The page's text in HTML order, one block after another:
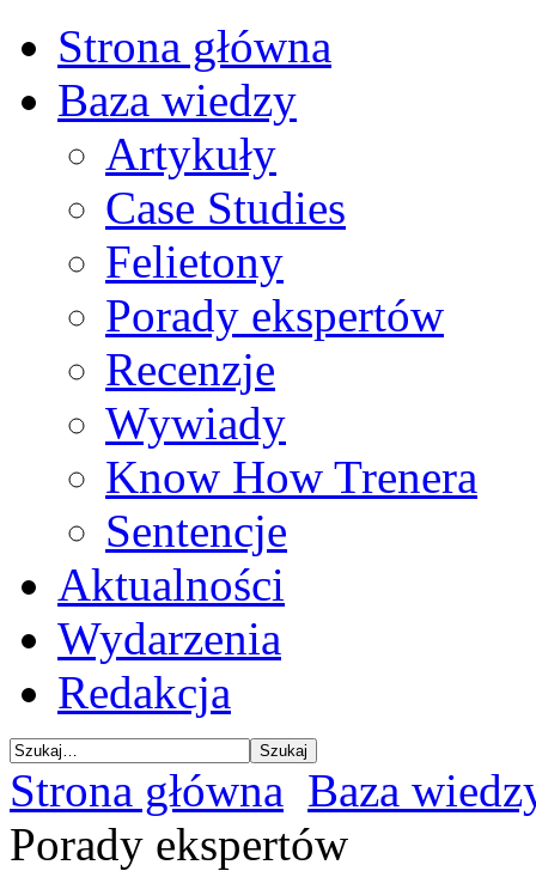
Strona główna
Baza wiedzy
Artykuły
Case Studies
Felietony
Porady ekspertów
Recenzje
Wywiady
Know How Trenera
Sentencje
Aktualności
Wydarzenia
Redakcja
Strona główna Baza
Porady ekspertów